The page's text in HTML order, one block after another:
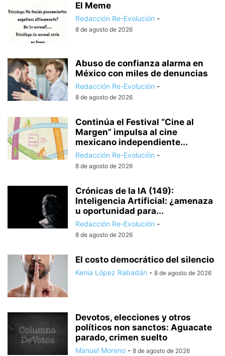
El Meme
Redacción Re-Evolución -
8 de agosto de 2026
Abuso de confianza alarma en
México con miles de denuncias
Redacción Re-Evolución -
8 de agosto de 2026
Continúa el Festival “Cine al
Margen” impulsa al cine
mexicano independiente...
Redacción Re-Evolución -
8 de agosto de 2026
Crónicas de la IA (149):
Inteligencia Artificial: ¿amenaza
u oportunidad para...
Redacción Re-Evolución -
8 de agosto de 2026
El costo democrático del silencio
Kenia López Rabadán - 8 de agosto de 2026
Devotos, elecciones y otros
políticos non sanctos: Aguacate
parado, crimen suelto
Manuel Moreno - 8 de agosto de 2026